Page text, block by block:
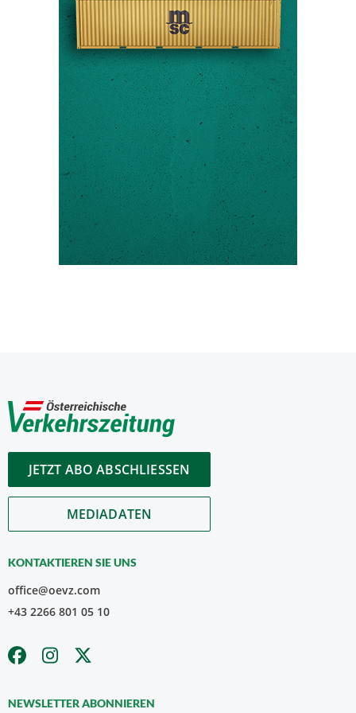
JETZT ABO ABSCHLIESSEN
MEDIADATEN
KONTAKTIEREN SIE UNS
office@oevz.com
+43 2266 801 05 10
NEWSLETTER ABONNIEREN